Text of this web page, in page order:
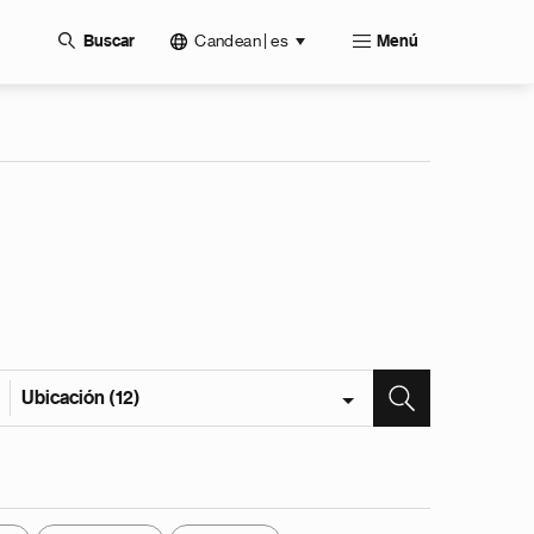
Buscar Candean | es Menú
Ubicación (12)